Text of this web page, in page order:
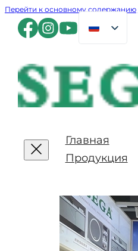
Перейти к основному содержанию
Главная
Продукция